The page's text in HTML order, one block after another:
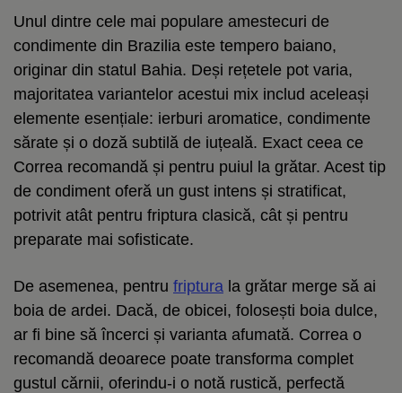
Unul dintre cele mai populare amestecuri de
condimente din Brazilia este tempero baiano,
originar din statul Bahia. Deși rețetele pot varia,
majoritatea variantelor acestui mix includ aceleași
elemente esențiale: ierburi aromatice, condimente
sărate și o doză subtilă de iuțeală. Exact ceea ce
Correa recomandă și pentru puiul la grătar. Acest tip
de condiment oferă un gust intens și stratificat,
potrivit atât pentru friptura clasică, cât și pentru
preparate mai sofisticate.
De asemenea, pentru friptura la grătar merge să ai
boia de ardei. Dacă, de obicei, folosești boia dulce,
ar fi bine să încerci și varianta afumată. Correa o
recomandă deoarece poate transforma complet
gustul cărnii, oferindu-i o notă rustică, perfectă